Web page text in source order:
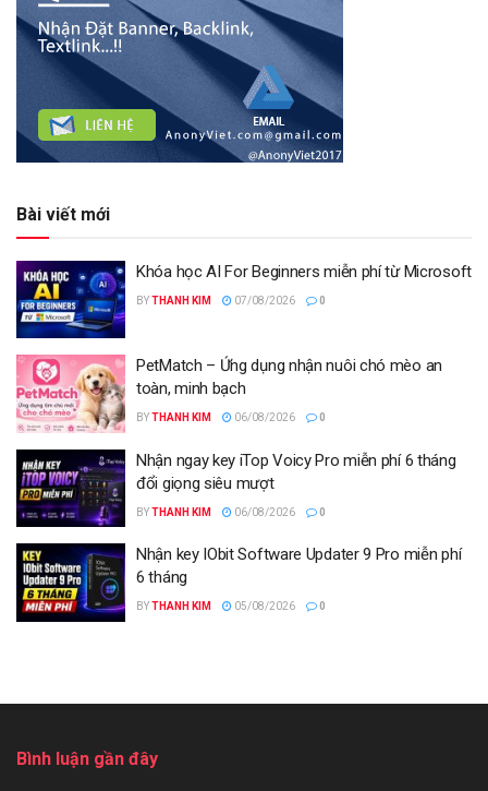
Bài viết mới
Khóa học AI For Beginners miễn phí từ Microsoft
BYTHANH KIM 07/08/2026 0
PetMatch – Ứng dụng nhận nuôi chó mèo an
toàn, minh bạch
BYTHANH KIM 06/08/2026 0
Nhận ngay key iTop Voicy Pro miễn phí 6 tháng
đổi giọng siêu mượt
BYTHANH KIM 06/08/2026 0
Nhận key IObit Software Updater 9 Pro miễn phí
6 tháng
BYTHANH KIM 05/08/2026 0
Bình luận gần đây